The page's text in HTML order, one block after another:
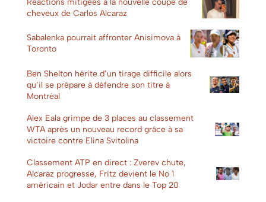
Réactions mitigées à la nouvelle coupe de
cheveux de Carlos Alcaraz
Sabalenka pourrait affronter Anisimova à
Toronto
Ben Shelton hérite d’un tirage difficile alors
qu’il se prépare à défendre son titre à
Montréal
Alex Eala grimpe de 3 places au classement
WTA après un nouveau record grâce à sa
victoire contre Elina Svitolina
Classement ATP en direct : Zverev chute,
Alcaraz progresse, Fritz devient le No 1
américain et Jodar entre dans le Top 20